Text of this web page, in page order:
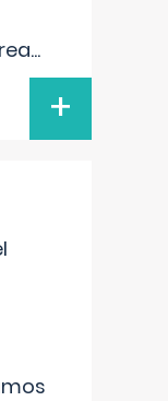
...
+